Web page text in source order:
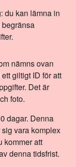
du kan lämna in
nämns ovan
giltigt ID för att
Det är
foto.
dagar. Denna
vara komplex
kommer att
denna tidsfrist.